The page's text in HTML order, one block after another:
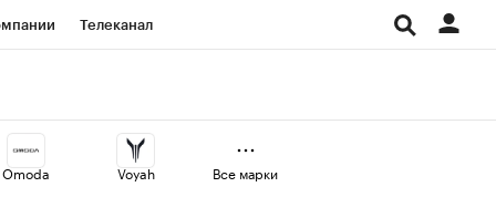
Телеканал
Проверка контрагентов
Omoda Voyah Все марки